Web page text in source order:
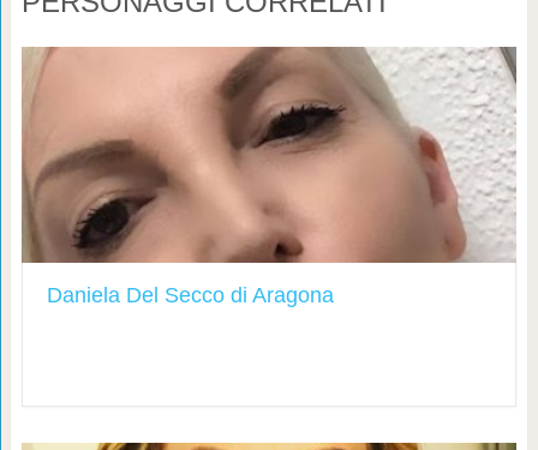
Daniela Del Secco di Aragona